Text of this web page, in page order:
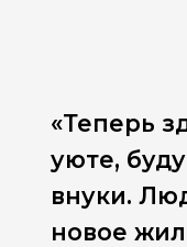
«Теперь
уюте,
внуки.
новое